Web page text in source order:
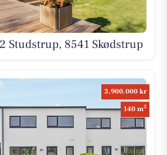
Studstrup, 8541 Skødstrup
3.900.000 kr
140 m2